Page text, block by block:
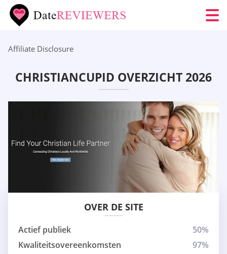
Affiliate Disclosure
CHRISTIANCUPID OVERZICHT 2026
OVER DE SITE
Actief publiek
50%
Kwaliteitsovereenkomsten
97%